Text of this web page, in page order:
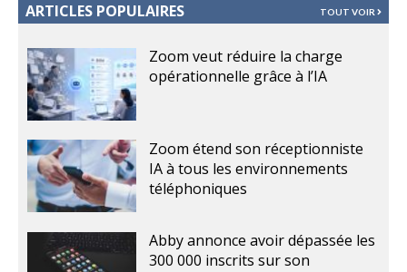
ARTICLES POPULAIRES TOUT VOIR
Zoom veut réduire la charge
opérationnelle grâce à l’IA
Zoom étend son réceptionniste
IA à tous les environnements
téléphoniques
Abby annonce avoir dépassée les
300 000 inscrits sur son